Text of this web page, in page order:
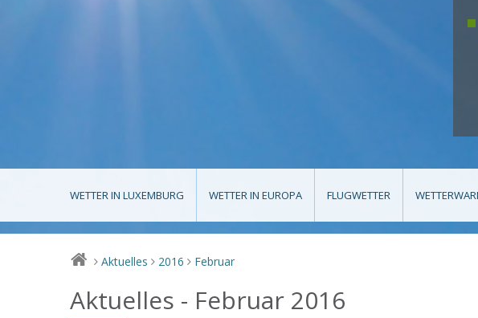
WETTER IN LUXEMBURG WETTER IN EUROPA FLUGWETTER
> Aktuelles > 2016 > Februar
Aktuelles - Februar 2016